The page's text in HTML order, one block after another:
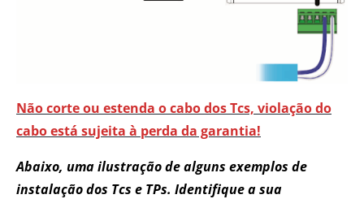
Não corte ou estenda o cabo dos Tcs, violação do
cabo está sujeita à perda da garantia!
Abaixo, uma ilustração de alguns exemplos de
instalação dos Tcs e TPs. Identifique a sua